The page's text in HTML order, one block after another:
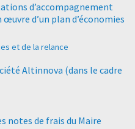
d’accompagnement
d’un plan d’économies
et de la relance
Altinnova (dans le cadre
notes de frais du Maire